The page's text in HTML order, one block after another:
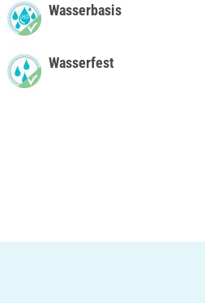
Wasserbasis
Wasserfest